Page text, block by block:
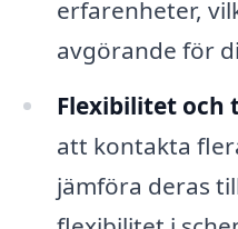
erfarenheter,
avgörande för
Flexibilitet och
att kontakta
jämföra deras